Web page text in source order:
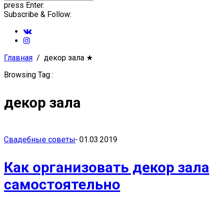
press Enter.
Subscribe & Follow:
Главная декор зала ★
Browsing Tag :
декор зала
Свадебные советы- 01.03.2019
Как организовать декор зала
самостоятельно